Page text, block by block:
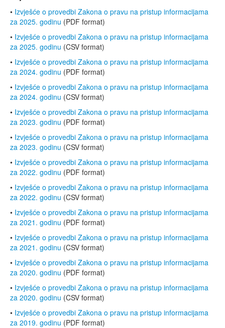
• Izvješće o provedbi Zakona o pravu na pristup informacijama
za 2025. godinu (PDF format)
• Izvješće o provedbi Zakona o pravu na pristup informacijama
za 2025. godinu (CSV format)
• Izvješće o provedbi Zakona o pravu na pristup informacijama
za 2024. godinu (PDF format)
• Izvješće o provedbi Zakona o pravu na pristup informacijama
za 2024. godinu (CSV format)
• Izvješće o provedbi Zakona o pravu na pristup informacijama
za 2023. godinu (PDF format)
• Izvješće o provedbi Zakona o pravu na pristup informacijama
za 2023. godinu (CSV format)
• Izvješće o provedbi Zakona o pravu na pristup informacijama
za 2022. godinu (PDF format)
• Izvješće o provedbi Zakona o pravu na pristup informacijama
za 2022. godinu (CSV format)
• Izvješće o provedbi Zakona o pravu na pristup informacijama
za 2021. godinu (PDF format)
• Izvješće o provedbi Zakona o pravu na pristup informacijama
za 2021. godinu (CSV format)
• Izvješće o provedbi Zakona o pravu na pristup informacijama
za 2020. godinu (PDF format)
• Izvješće o provedbi Zakona o pravu na pristup informacijama
za 2020. godinu (CSV format)
• Izvješće o provedbi Zakona o pravu na pristup informacijama
za 2019. godinu (PDF format)